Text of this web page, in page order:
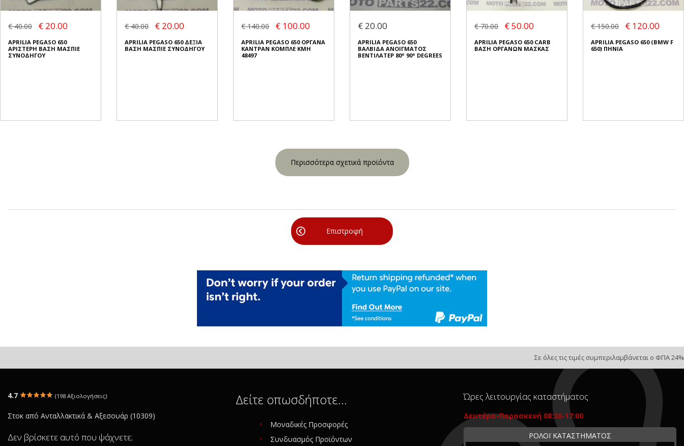
€ 40.00 € 20.00
APRILIA PEGASO 650
ΑΡΙΣΤΕΡΗ ΒΑΣΗ ΜΑΣΠΙΕ
ΣΥΝΟΔΗΓΟΥ
€ 40.00 € 20.00
APRILIA PEGASO 650 ΔΕΞΙΑ
ΒΑΣΗ ΜΑΣΠΙΕ ΣΥΝΟΔΗΓΟΥ
€ 140.00 € 100.00
APRILIA PEGASO 650 ΟΡΓΑΝΑ
ΚΑΝΤΡΑΝ ΚΟΜΠΛΕ KMH
48497
€ 20.00
APRILIA PEGASO 650
ΒΑΛΒΙΔΑ ΑΝΟΙΓΜΑΤΟΣ
ΒΕΝΤΙΛΑΤΕΡ 80° 90° DEGREES
€ 70.00 € 50.00
APRILIA PEGASO 650 CARB
ΒΑΣΗ ΟΡΓΑΝΩΝ ΜΑΣΚΑΣ
€ 150.00 € 120.00
APRILIA PEGASO 650 (BMW F
650) ΠΗΝΙΑ
Περισσότερα σχετικά προϊόντα
Επιστροφή
Σε όλες τις τιμές συμπεριλαμβάνεται ο ΦΠΑ 24%
4.7 (198 Αξιολογήσεις)
Στοκ από Ανταλλακτικά & Αξεσουάρ (10309)
Δεν βρίσκετε αυτό που ψάχνετε;
Δείτε οπωσδήποτε…
Μοναδικές Προσφορές
Συνδυασμός Προϊόντων
Ώρες λειτουργίας καταστήματος
Δευτέρα-Παρασκευή 08:30-17:00
ΡΟΛΟΪ ΚΑΤΑΣΤΗΜΑΤΟΣ